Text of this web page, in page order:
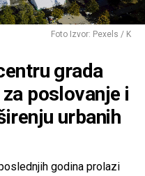
Foto Izvor: Pexels / K
grada
poslovanje i
urbanih
godina prolazi